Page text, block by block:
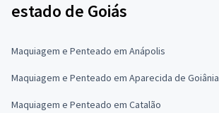
estado de Goiás
Maquiagem e Penteado em Anápolis
Maquiagem e Penteado em Aparecida de Goiânia
Maquiagem e Penteado em Catalão